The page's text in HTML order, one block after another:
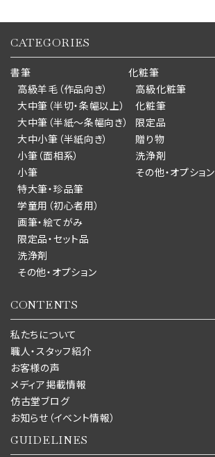
CATEGORIES
書筆
高級羊毛（作品向き）
大中筆（半切・条幅以上）
大中筆（半紙～条幅向き）
大中小筆（半紙向き）
小筆（面相系）
小筆
特大筆・珍品筆
学童用（初心者用）
画筆・絵てがみ
限定品・セット品
洗浄剤
その他・オプション
化粧筆
高級化粧筆
化粧筆
限定品
贈り物
洗浄剤
その他・オプション
CONTENTS
私たちについて
職人・スタッフ紹介
お客様の声
メディア掲載情報
仿古堂ブログ
お知らせ（イベント情報）
GUIDELINES